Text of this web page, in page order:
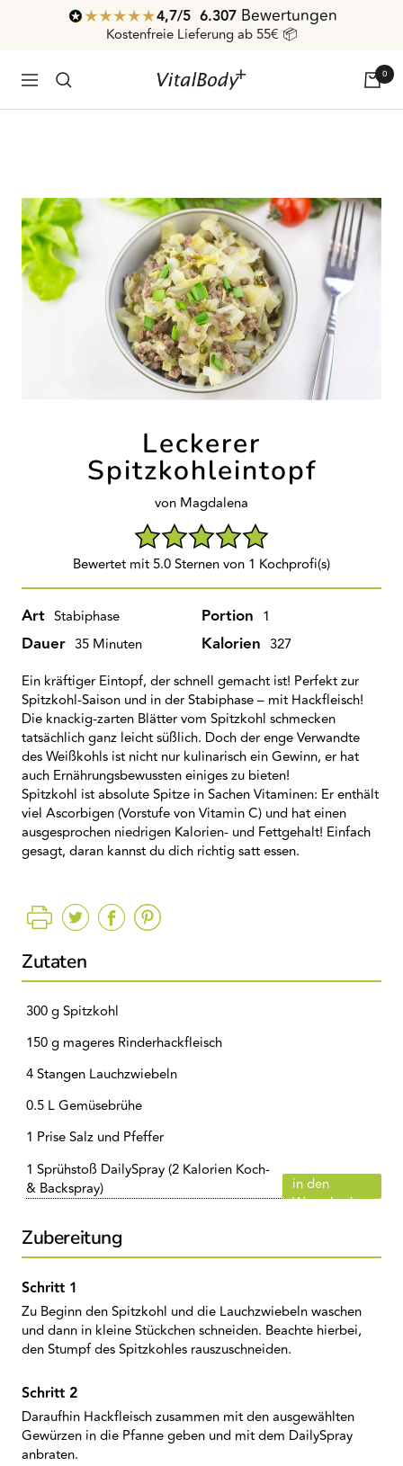
4,7/ 5 6.307 Bewertungen
Kostenfreie Lieferung ab 55€ 📦
Navigation VitalBodyPLUS.de 0
Leckerer
Spitzkohleintopf
von Magdalena
Bewertet mit 5.0 Sternen von 1 Kochprofi(s)
Art Stabiphase Portion 1
Dauer 35 Minuten Kalorien 327
Ein kräftiger Eintopf, der schnell gemacht ist! Perfekt zur
Spitzkohl-Saison und in der Stabiphase – mit Hackfleisch!
Die knackig-zarten Blätter vom Spitzkohl schmecken
tatsächlich ganz leicht süßlich. Doch der enge Verwandte
des Weißkohls ist nicht nur kulinarisch ein Gewinn, er hat
auch Ernährungsbewussten einiges zu bieten!
Spitzkohl ist absolute Spitze in Sachen Vitaminen: Er enthält
viel Ascorbigen (Vorstufe von Vitamin C) und hat einen
ausgesprochen niedrigen Kalorien- und Fettgehalt! Einfach
gesagt, daran kannst du dich richtig satt essen.
Zutaten
300 g Spitzkohl
150 g mageres Rinderhackfleisch
4 Stangen Lauchzwiebeln
0.5 L Gemüsebrühe
1 Prise Salz und Pfeffer
1 Sprühstoß DailySpray (2 Kalorien Koch-
& Backspray)
in den
Warenkorb
Zubereitung
Zu Beginn den Spitzkohl und die Lauchzwiebeln waschen
und dann in kleine Stückchen schneiden. Beachte hierbei,
den Stumpf des Spitzkohles rauszuschneiden.
Daraufhin Hackfleisch zusammen mit den ausgewählten
Gewürzen in die Pfanne geben und mit dem DailySpray
anbraten.